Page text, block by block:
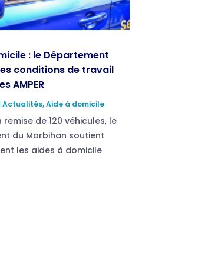
: le Département
conditions de travail
AMPER
Actualités,Aide à domicile
de 120 véhicules, le
du Morbihan soutient
les aides à domicile